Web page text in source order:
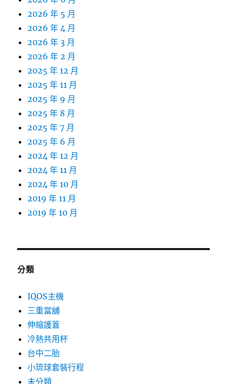
2026 年 5 月
2026 年 4 月
2026 年 3 月
2026 年 2 月
2025 年 12 月
2025 年 11 月
2025 年 9 月
2025 年 8 月
2025 年 7 月
2025 年 6 月
2024 年 12 月
2024 年 11 月
2024 年 10 月
2019 年 11 月
2019 年 10 月
分類
IQOS主機
三重當舖
伸縮護蓋
冷熱共用杯
台中二胎
小琉球套裝行程
未分類